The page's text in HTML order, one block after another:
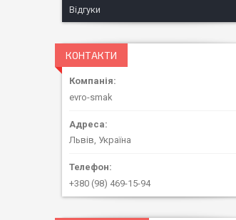
Відгуки
КОНТАКТИ
evro-smak
Львів, Україна
+380 (98) 469-15-94